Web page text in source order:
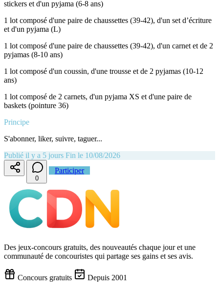
stickers et d'un pyjama (6-8 ans)
1 lot composé d'une paire de chaussettes (39-42), d'un set d’écriture
et d'un pyjama (L)
1 lot composé d'une paire de chaussettes (39-42), d'un carnet et de 2
pyjamas (8-10 ans)
1 lot composé d'un coussin, d'une trousse et de 2 pyjamas (10-12
ans)
1 lot composé de 2 carnets, d'un pyjama XS et d'une paire de
baskets (pointure 36)
Principe
S'abonner, liker, suivre, taguer...
Publié il y a 5 jours Fin le 10/08/2026
0
Participer
Des jeux-concours gratuits, des nouveautés chaque jour et une
communauté de concouristes qui partage ses gains et ses avis.
Concours gratuits Depuis 2001